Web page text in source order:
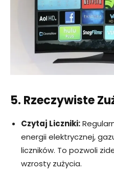
5. Rzeczywiste
Czytaj Liczniki:
energii elektrycznej,
liczników. To pozwoli
wzrosty zużycia.